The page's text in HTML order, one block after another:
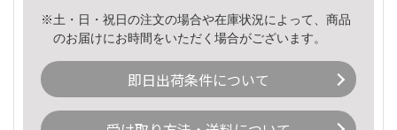
※土・日・祝日の注文の場合や在庫状況によって、商品
のお届けにお時間をいただく場合がございます。
即日出荷条件について